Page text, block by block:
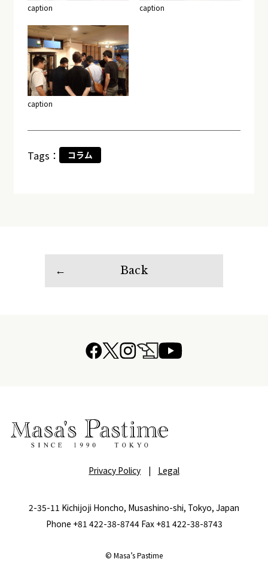
caption caption
caption
Tags： コラム
Back
Privacy Policy | Legal
2-35-11 Kichijoji Honcho, Musashino-shi, Tokyo, Japan
Phone +81 422-38-8744 Fax +81 422-38-8743
© Masa’s Pastime